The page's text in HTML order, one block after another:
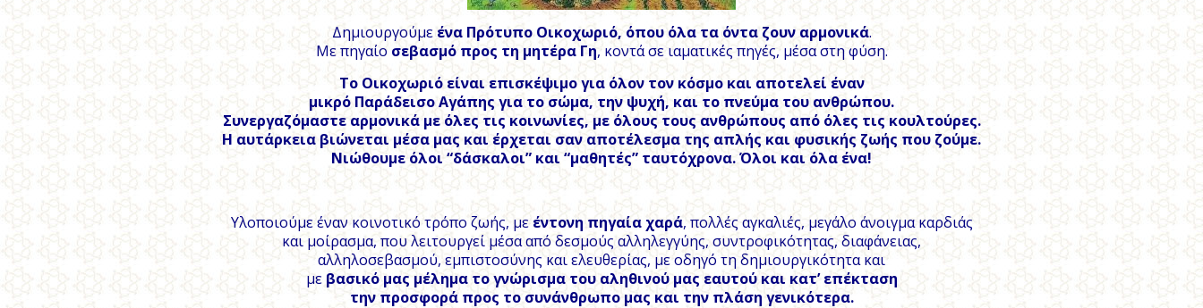
Δημιουργούμεένα Πρότυπο Οικοχωριό, όπου όλα τα όντα ζουν αρμονικά.
Με πηγαίο σεβασμό προς τη μητέρα Γη, κοντά σε ιαματικές πηγές, μέσα στη φύση.
Το Οικοχωριό είναι επισκέψιμο για όλον τον κόσμο και αποτελεί έναν
μικρό Παράδεισο Αγάπης για το σώμα, την ψυχή, και το πνεύμα του ανθρώπου.
Συνεργαζόμαστε αρμονικά με όλες τις κοινωνίες, με όλους τους ανθρώπους από όλες τις κουλτούρες.
H αυτάρκεια βιώνεται μέσα μας και έρχεται σαν αποτέλεσμα της απλής και φυσικής ζωής που ζούμε.
Νιώθουμε όλοι “δάσκαλοι” και “μαθητές” ταυτόχρονα. Όλοι και όλα ένα!
Υλοποιούμε έναν κοινοτικό τρόπο ζωής, μεέντονη πηγαία χαρά, πολλές αγκαλιές, μεγάλο άνοιγμα καρδιάς
και μοίρασμα, που λειτουργεί μέσα από δεσμούς αλληλεγγύης, συντροφικότητας, διαφάνειας,
αλληλοσεβασμού, εμπιστοσύνης και ελευθερίας, με οδηγό τη δημιουργικότητα και
με βασικό μας μέλημα το γνώρισμα του αληθινού μας εαυτού και κατ’ επέκταση
την προσφορά προς το συνάνθρωπο μας και την πλάση γενικότερα.